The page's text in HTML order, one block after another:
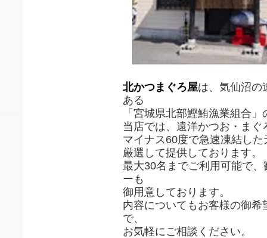
北かつまぐろ屋は、気仙沼の
ある
「宮城県北部鰹鮪漁業組合
当店では、遠洋かつお・ま
マイナス60度で急速凍結し
厳選して提供しております。
最大30名までご利用可能で
ーも
御用意しております。
内容についてもお客様の御
で、
お気軽にご相談ください。